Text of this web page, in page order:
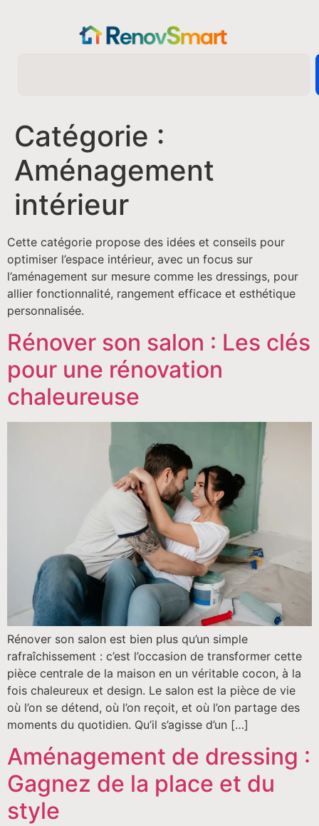
Catégorie :
Aménagement
intérieur
Cette catégorie propose des idées et conseils pour
optimiser l’espace intérieur, avec un focus sur
l’aménagement sur mesure comme les dressings, pour
allier fonctionnalité, rangement efficace et esthétique
personnalisée.
Rénover son salon : Les clés
pour une rénovation
chaleureuse
Rénover son salon est bien plus qu’un simple
rafraîchissement : c’est l’occasion de transformer cette
pièce centrale de la maison en un véritable cocon, à la
fois chaleureux et design. Le salon est la pièce de vie
où l’on se détend, où l’on reçoit, et où l’on partage des
moments du quotidien. Qu’il s’agisse d’un […]
Aménagement de dressing :
Gagnez de la place et du
style